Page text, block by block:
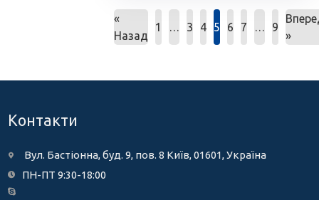
«
Назад
1 … 3 4 5 6 7 … 9
»
Контакти
Вул. Бастіонна, буд. 9, пов. 8 Київ, 01601, Україна
ПН-ПТ 9:30-18:00